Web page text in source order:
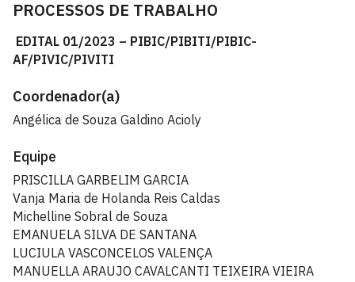
PROCESSOS DE TRABALHO
EDITAL 01/2023 – PIBIC/PIBITI/PIBIC-
AF/PIVIC/PIVITI
Coordenador(a)
Angélica de Souza Galdino Acioly
Equipe
PRISCILLA GARBELIM GARCIA
Vanja Maria de Holanda Reis Caldas
Michelline Sobral de Souza
EMANUELA SILVA DE SANTANA
LUCIULA VASCONCELOS VALENÇA
MANUELLA ARAUJO CAVALCANTI TEIXEIRA VIEIRA